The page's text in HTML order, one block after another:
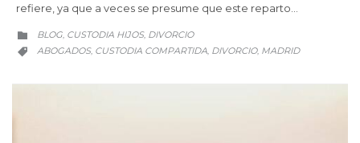
refiere, ya que a veces se presume que este reparto…
 CATEGORY
BLOG, CUSTODIA HIJOS, DIVORCIO
 CATEGORY
ABOGADOS, CUSTODIA COMPARTIDA, DIVORCIO, MADRID